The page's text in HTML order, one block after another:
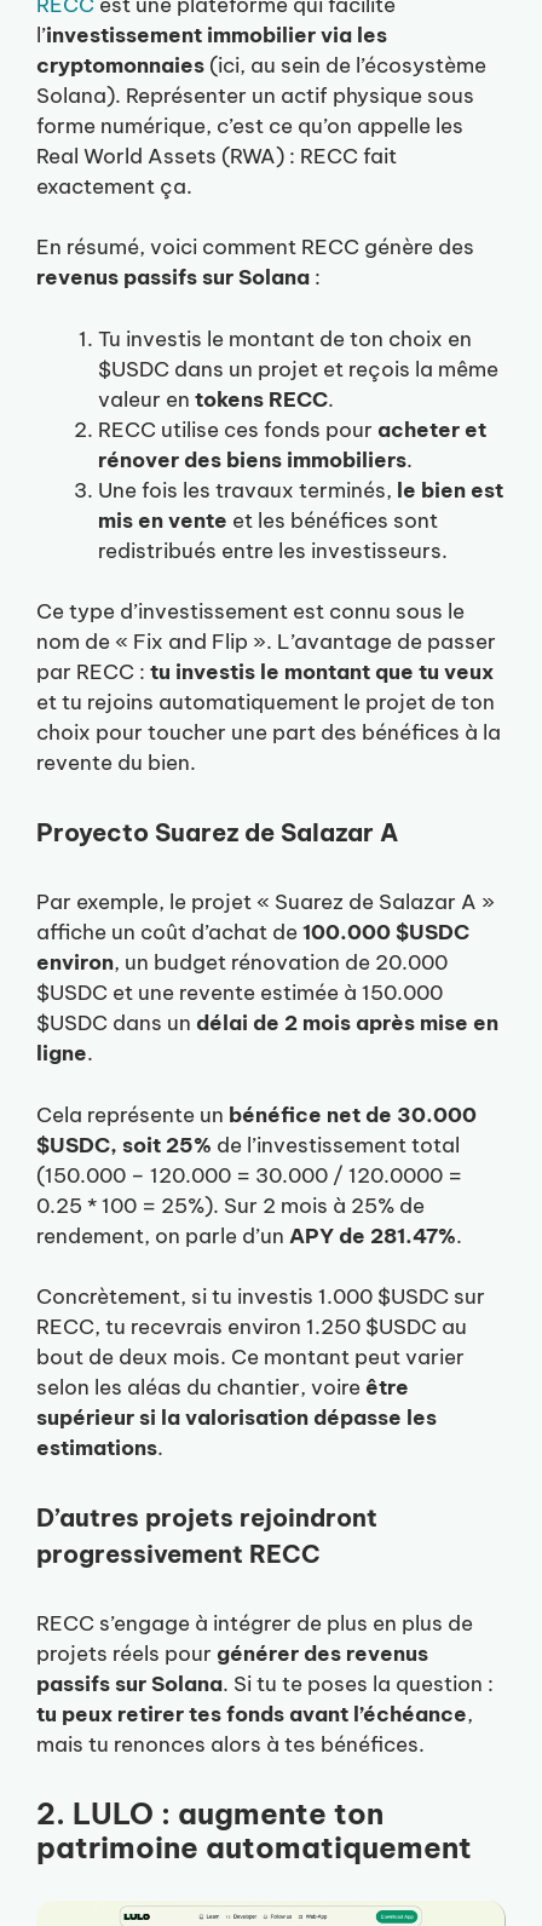
l’investissement immobilier via les
cryptomonnaies (ici, au sein de l’écosystème
Solana). Représenter un actif physique sous
forme numérique, c’est ce qu’on appelle les
Real World Assets (RWA) : RECC fait
exactement ça.
En résumé, voici comment RECC génère des
revenus passifs sur Solana :
Tu investis le montant de ton choix en
$USDC dans un projet et reçois la même
valeur en tokens RECC.
RECC utilise ces fonds pour acheter et
rénover des biens immobiliers.
Une fois les travaux terminés, le bien est
mis en vente et les bénéfices sont
redistribués entre les investisseurs.
Ce type d’investissement est connu sous le
nom de « Fix and Flip ». L’avantage de passer
par RECC : tu investis le montant que tu veux
et tu rejoins automatiquement le projet de ton
choix pour toucher une part des bénéfices à la
revente du bien.
Proyecto Suarez de Salazar A
Par exemple, le projet « Suarez de Salazar A »
affiche un coût d’achat de100.000 $USDC
environ, un budget rénovation de 20.000
$USDC et une revente estimée à 150.000
$USDC dans un délai de 2 mois après mise en
ligne.
Cela représente un bénéfice net de 30.000
$USDC, soit 25% de l’investissement total
(150.000 – 120.000 = 30.000 / 120.0000 =
0.25 * 100 = 25%). Sur 2 mois à 25% de
rendement, on parle d’un APY de 281.47%.
Concrètement, si tu investis 1.000 $USDC sur
RECC, tu recevrais environ 1.250 $USDC au
bout de deux mois. Ce montant peut varier
selon les aléas du chantier, voireêtre
supérieur si la valorisation dépasse les
estimations.
D’autres projets rejoindront
progressivement RECC
RECC s’engage à intégrer de plus en plus de
projets réels pour générer des revenus
passifs sur Solana. Si tu te poses la question :
tu peux retirer tes fonds avant l’échéance,
mais tu renonces alors à tes bénéfices.
2. LULO : augmente ton
patrimoine automatiquement